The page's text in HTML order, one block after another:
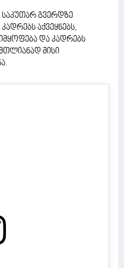
საკუთარ გვერდზე
აქვეყნებს,
და კადრებს
მისი